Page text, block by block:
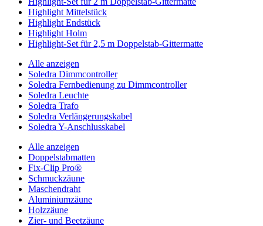
Highlight Mittelstück
Highlight Endstück
Highlight Holm
Highlight-Set für 2,5 m Doppelstab-Gittermatte
Alle anzeigen
Soledra Dimmcontroller
Soledra Fernbedienung zu Dimmcontroller
Soledra Leuchte
Soledra Trafo
Soledra Verlängerungskabel
Soledra Y-Anschlusskabel
Alle anzeigen
Doppelstabmatten
Fix-Clip Pro®
Schmuckzäune
Maschendraht
Aluminiumzäune
Holzzäune
Zier- und Beetzäune